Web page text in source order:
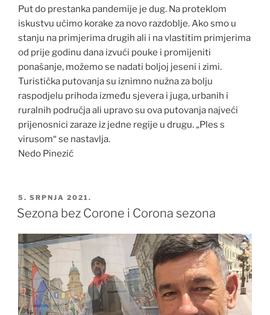
Put do prestanka pandemije je dug. Na proteklom
iskustvu učimo korake za novo razdoblje. Ako smo u
stanju na primjerima drugih ali i na vlastitim primjerima
od prije godinu dana izvući pouke i promijeniti
ponašanje, možemo se nadati boljoj jeseni i zimi.
Turistička putovanja su iznimno nužna za bolju
raspodjelu prihoda između sjevera i juga, urbanih i
ruralnih područja ali upravo su ova putovanja najveći
prijenosnici zaraze iz jedne regije u drugu. „Ples s
virusom“ se nastavlja.
Nedo Pinezić
OBJAVLJENO
5. SRPNJA 2021.
Sezona bez Corone i Corona sezona